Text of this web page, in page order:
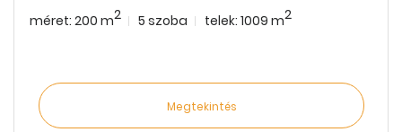
méret: 200 m2 5 szoba telek: 1009 m2
Megtekintés